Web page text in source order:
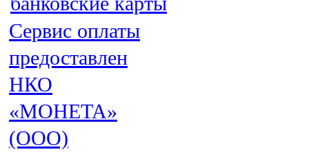
Сервис оплаты
предоставлен
НКО
«МОНЕТА»
(ООО)